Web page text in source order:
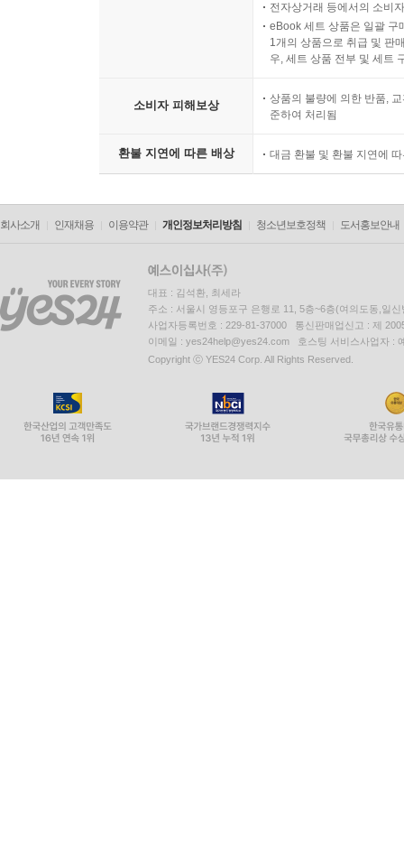
전자상거래 등에서의 소비
eBook 세트 상품은 일괄 구
1개의 상품으로 취급 및 판
우, 세트 상품 전부 및 세트
소비자 피해보상
상품의 불량에 의한 반품,
준하여 처리됨
환불 지연에 따른 배상 대금 환불 및 환불 지연에
회사소개 인재채용 이용약관 개인정보처리방침 청소년보호정책 도서홍보안내
대표 : 김석환, 최세라
주소 : 서울시 영등포구 은행로 11, 5층~6층(여의도동,일신
사업자등록번호 : 229-81-37000 통신판매업신고 : 제
이메일 : yes24help@yes24.com 호스팅 서비스사업자 :
Copyright ⓒ YES24 Corp. All Rights Reserved.